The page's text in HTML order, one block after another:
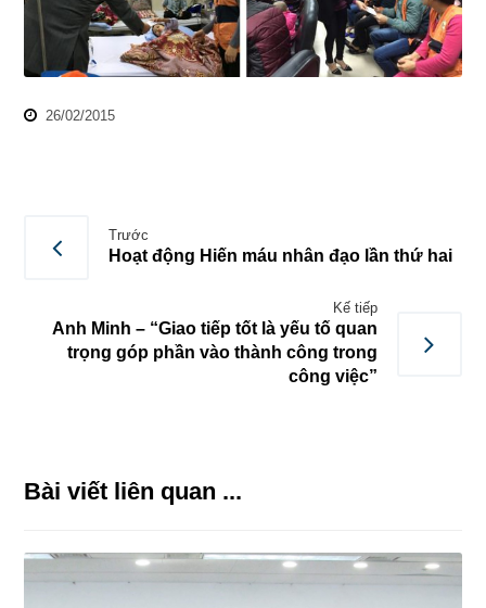
26/02/2015
Trước
Hoạt động Hiến máu nhân đạo lần thứ hai
Kế tiếp
Anh Minh – “Giao tiếp tốt là yếu tố quan
trọng góp phần vào thành công trong
công việc”
Bài viết liên quan ...